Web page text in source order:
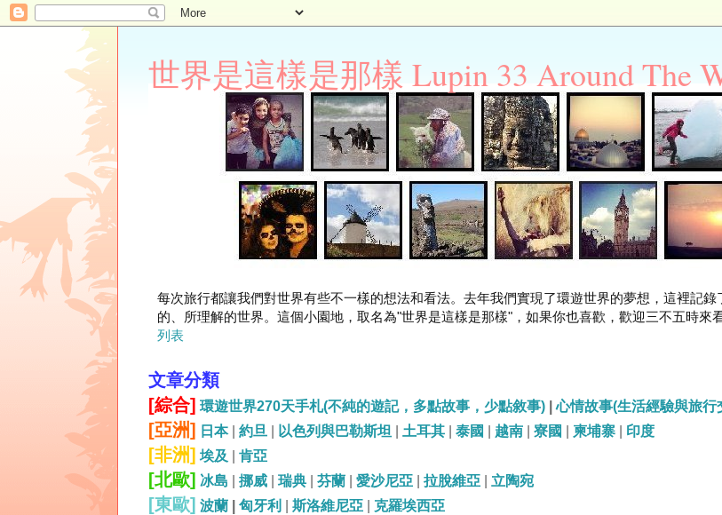
世界是這樣是那樣 Lupin 33 Around The
每次旅行都讓我們對世界有些不一樣的想法和看法。去年我們實現了環遊世界的夢想，這裡記
的、所理解的世界。這個小園地，取名為"世界是這樣是那樣"，如果你也喜歡，歡迎三不五時來
列表
文章分類
[綜合] 環遊世界270天手札(不純的遊記，多點故事，少點敘事) |心情故事(生活經驗與旅行
[亞洲] 日本| 約旦 以色列與巴勒斯坦 土耳其 泰國 越南 寮國 柬埔寨 印度
[非洲] 埃及 肯亞
[北歐] 冰島 挪威 瑞典 芬蘭 愛沙尼亞 拉脫維亞 立陶宛
[東歐] 波蘭 匈牙利 斯洛維尼亞 克羅埃西亞